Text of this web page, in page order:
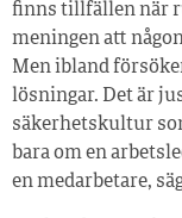
finns tillfällen när
meningen att
Men ibland
lösningar. Det är
säkerhetskultur
bara om en
en medarbetare,